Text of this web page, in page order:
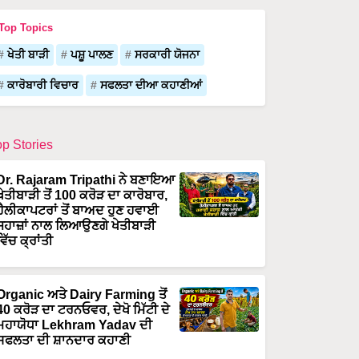
Topics
ਖੇਤੀ ਬਾੜੀ ਪਸ਼ੂ ਪਾਲਣ ਸਰਕਾਰੀ ਯੋਜਨਾ
ਕਾਰੋਬਾਰੀ ਵਿਚਾਰ ਸਫਲਤਾ ਦੀਆ ਕਹਾਣੀਆਂ
Stories
Rajaram Tripathi ਨੇ ਬਣਾਇਆ
ਤੋਂ 100 ਕਰੋੜ ਦਾ ਕਾਰੋਬਾਰ,
ਤੋਂ ਬਾਅਦ ਹੁਣ ਹਵਾਈ
ਨਾਲ ਲਿਆਉਣਗੇ ਖੇਤੀਬਾੜੀ
ਕ੍ਰਾਂਤੀ
ਅਤੇ Dairy Farming ਤੋਂ
ਕਰੋੜ ਦਾ ਟਰਨਓਵਰ, ਦੇਖੋ ਮਿੱਟੀ ਦੇ
Lekhram Yadav ਦੀ
ਦੀ ਸ਼ਾਨਦਾਰ ਕਹਾਣੀ